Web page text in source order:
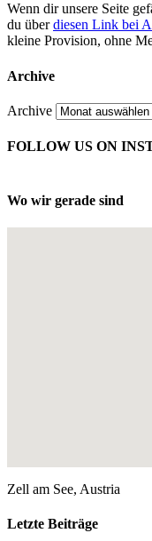
Wenn dir unsere Seite
du überdiesen Link bei
kleine Provision, ohne
Archive
Archive
FOLLOW US ON
Wo wir gerade sind
Zell am See, Austria
Letzte Beiträge